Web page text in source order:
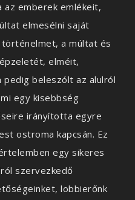
az emberek emlékeit,
elmesélni saját
a múltat és
elméit,
beleszólt az alulról
egy kisebbség
irányította egyre
ostroma kapcsán. Ez
egy sikeres
szervezkedő
lobbierőnk